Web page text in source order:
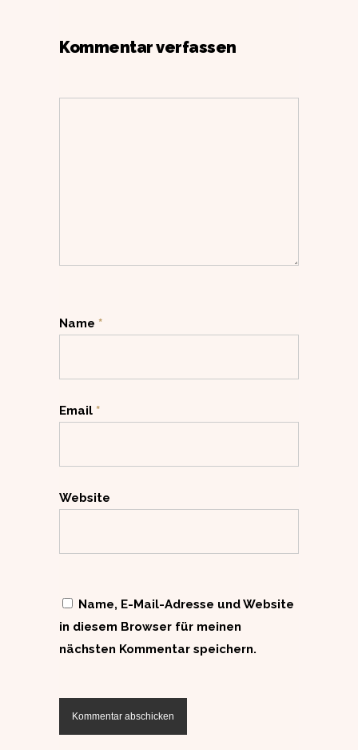
Kommentar verfassen
Name *
Email *
Website
Name, E-Mail-Adresse und Website
in diesem Browser für meinen
nächsten Kommentar speichern.